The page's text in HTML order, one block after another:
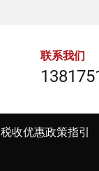
联系我们
税收优惠政策指引